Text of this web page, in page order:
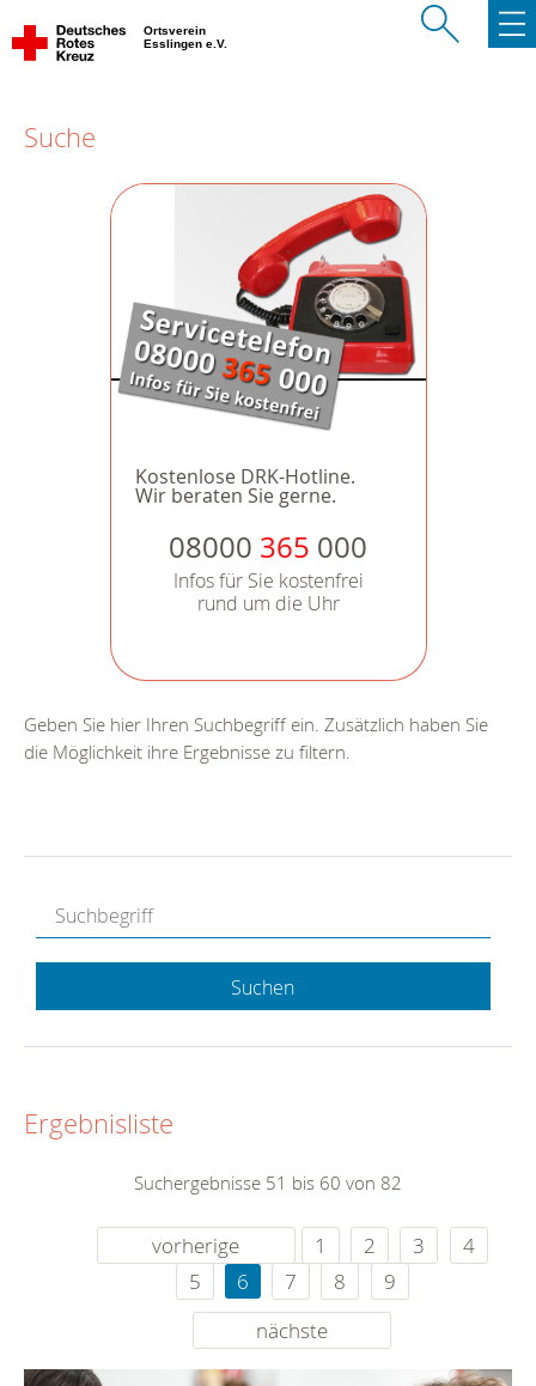
Ortsverein
Esslingen e.V.
Suche
Kostenlose DRK-Hotline.
Wir beraten Sie gerne.
08000 365 000
Infos für Sie kostenfrei
rund um die Uhr
Geben Sie hier Ihren Suchbegriff ein. Zusätzlich haben Sie
die Möglichkeit ihre Ergebnisse zu filtern.
Suchen
Ergebnisliste
Suchergebnisse 51 bis 60 von 82
vorherige 1 2 3
4
5
6 7 8
9
nächste